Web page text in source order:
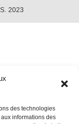
des technologies
informations des
2023